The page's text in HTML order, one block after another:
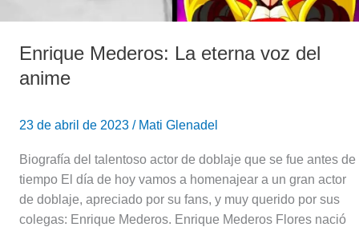
Enrique Mederos: La eterna voz del
anime
23 de abril de 2023 / Mati Glenadel
Biografía del talentoso actor de doblaje que se fue antes de
tiempo El día de hoy vamos a homenajear a un gran actor
de doblaje, apreciado por su fans, y muy querido por sus
colegas: Enrique Mederos. Enrique Mederos Flores nació